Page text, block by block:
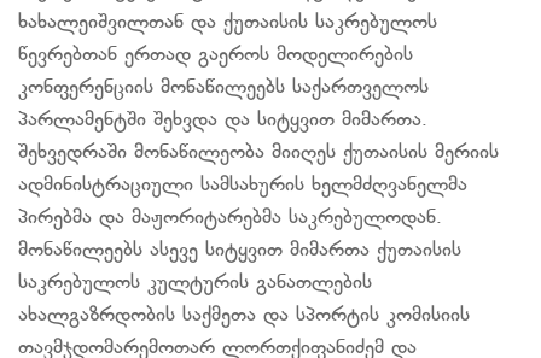
ხახალეიშვილთან და ქუთაისის საკრებულოს
წევრებთან ერთად გაეროს მოდელირების
კონფერენციის მონაწილეებს საქართველოს
პარლამენტში შეხვდა და სიტყვით მიმართა.
შეხვედრაში მონაწილეობა მიიღეს ქუთაისის მერიის
ადმინისტრაციული სამსახურის ხელმძღვანელმა
პირებმა და მაჟორიტარებმა საკრებულოდან.
მონაწილეებს ასევე სიტყვით მიმართა ქუთაისის
საკრებულოს კულტურის განათლების
ახალგაზრდობის საქმეთა და სპორტის კომისიის
თავმჯდომარემოთარ ლორთქიფანიძემ და